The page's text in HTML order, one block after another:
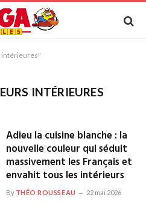
intérieures"
INTÉRIEURES
Adieu la cuisine blanche : la
nouvelle couleur qui séduit
massivement les Français et
envahit tous les intérieurs
By THÉO ROUSSEAU 22 mai 2026